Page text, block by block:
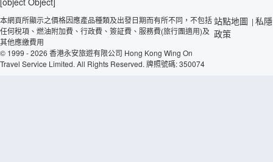
本網頁所顯示之價格因應產品種類及出發日期而有所不同，不包括
任何稅項、燃油附加費、行政費、簽証費、服務費(旅行團適用)及
其他應繳費用
© 1999 - 2026 香港永安旅遊有限公司 Hong Kong Wing On
Travel Service Limited. All Rights Reserved. 牌照號碼: 350074
站點地圖 | 私隱
政策